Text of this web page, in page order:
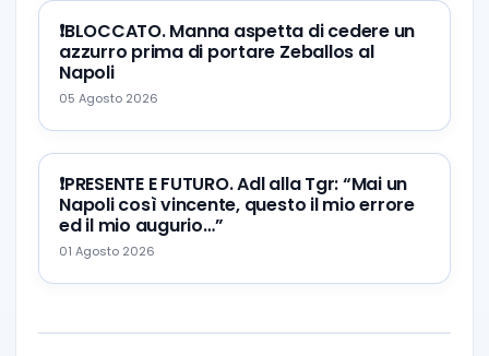
❗️BLOCCATO. Manna aspetta di cedere un
azzurro prima di portare Zeballos al
Napoli
05 Agosto 2026
❗️PRESENTE E FUTURO. Adl alla Tgr: “Mai un
Napoli così vincente, questo il mio errore
ed il mio augurio…”
01 Agosto 2026